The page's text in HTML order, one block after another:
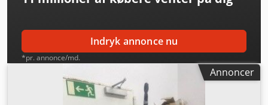
Indryk annonce nu
*pr. annonce/md.
Annoncer